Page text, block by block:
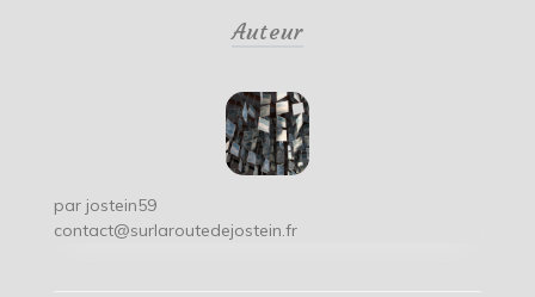
Auteur
par jostein59
contact@surlaroutedejostein.fr